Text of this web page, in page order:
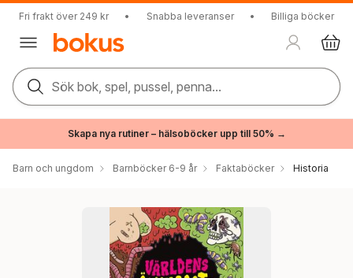
Fri frakt över 249 kr • Snabba leveranser • Billiga böcker
Sök bok, spel, pussel, penna...
Skapa nya rutiner – hälsoböcker upp till 50% →
Barn och ungdom Barnböcker 6-9 år Faktaböcker Historia